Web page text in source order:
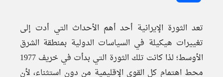
تعد الثورة الإيرانية أحد أهم الأحداث التي أدت إلى
تغييرات هيكيلة في السياسات الدولية بمنطقة الشرق
الأوسط؛ لذا كانت تلك الثورة التي بدأت في خريف 1977
محط اهتمام كل القوى الإقليمية من دون استثناء، لأن